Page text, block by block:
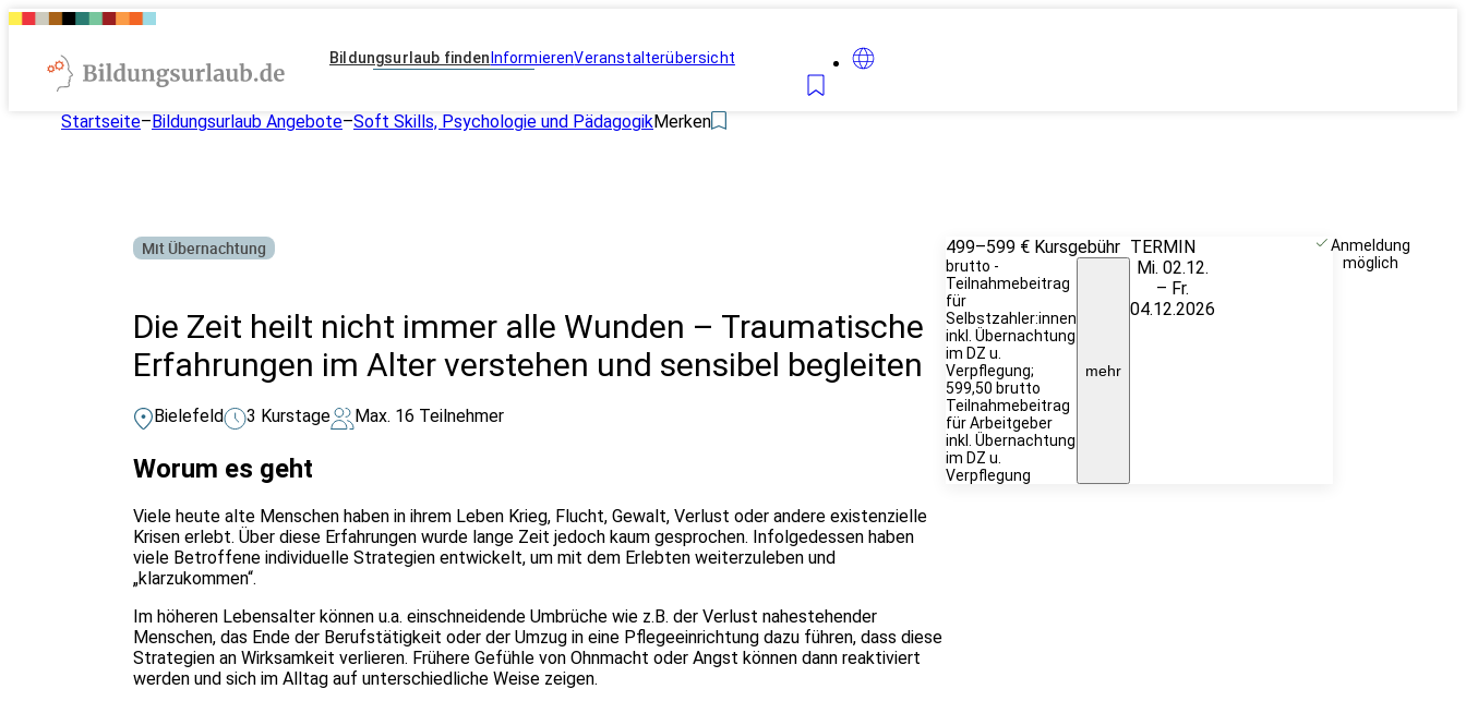
Bildungsurlaub finden InformierenVeranstalterübersicht
Startseite–Bildungsurlaub Angebote–Soft Skills, Psychologie und PädagogikMerken
Mit Übernachtung
Die Zeit heilt nicht immer alle Wunden – Traumatische
Erfahrungen im Alter verstehen und sensibel begleiten
Bielefeld 3 Kurstage Max. 16 Teilnehmer
Worum es geht
Viele heute alte Menschen haben in ihrem Leben Krieg, Flucht, Gewalt, Verlust oder andere existenzielle
Krisen erlebt. Über diese Erfahrungen wurde lange Zeit jedoch kaum gesprochen. Infolgedessen haben
viele Betroffene individuelle Strategien entwickelt, um mit dem Erlebten weiterzuleben und
„klarzukommen“.
Im höheren Lebensalter können u.a. einschneidende Umbrüche wie z.B. der Verlust nahestehender
Menschen, das Ende der Berufstätigkeit oder der Umzug in eine Pflegeeinrichtung dazu führen, dass diese
Strategien an Wirksamkeit verlieren. Frühere Gefühle von Ohnmacht oder Angst können dann reaktiviert
werden und sich im Alltag auf unterschiedliche Weise zeigen.
499–599 € Kursgebühr
brutto -
Teilnahmebeitrag
für
Selbstzahler:innen
inkl. Übernachtung
im DZ u.
Verpflegung;
599,50 brutto
Teilnahmebeitrag
für Arbeitgeber
inkl. Übernachtung
im DZ u.
Verpflegung
mehr
TERMIN
Mi. 02.12.
– Fr.
04.12.2026
Anmeldung
möglich